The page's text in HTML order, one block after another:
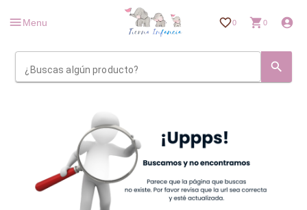
Menu 0 0
¿Buscas algún producto?